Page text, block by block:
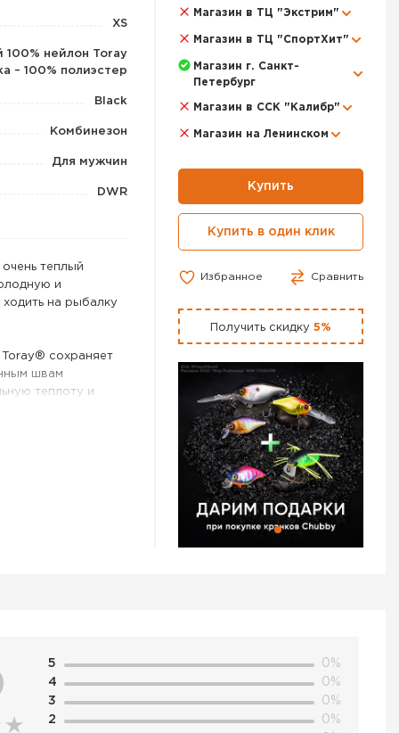
XS
100% нейлон Toray
– 100% полиэстер
Black
Комбинезон
Для мужчин
DWR
теплый
и
на рыбалку
Toray® сохраняет
швам
теплоту и
магазине
в Волгограде и
товар,
телефону +7
Магазин в ТЦ "Экстрим"
Магазин в ТЦ "СпортХит"
Магазин г. Санкт-
Петербург
Магазин в ССК "Калибр"
Магазин на Ленинском
Купить
Купить в один клик
Избранное Сравнить
Получить скидку 5%
5
0%
4
0%
3
0%
2
0%